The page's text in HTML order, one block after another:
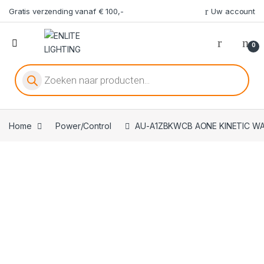
Gratis verzending vanaf € 100,- Uw account
0
Producten zoeken
Home Power/Control AU-A1ZBKWCB AONE KINETIC